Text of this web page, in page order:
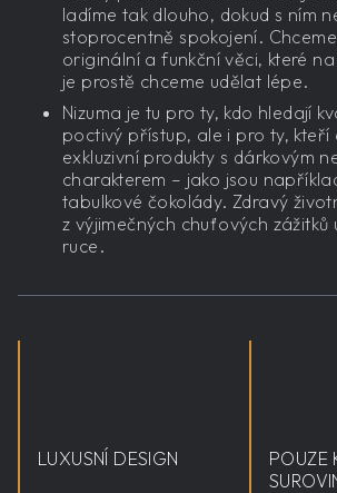
ladíme tak dlouho, dokud s ním
stoprocentně spokojení.
originální a funkční věci, které
je prostě chceme udělat lépe.
Nizuma je tu pro ty, kdo hledají
poctivý přístup, ale i pro ty, kteří
exkluzivní produkty s dárkovým
charakterem – jako jsou
tabulkové čokolády. Zdravý
z výjimečných chuťových zážitků
ruce.
LUXUSNÍ DESIGN
POUZE